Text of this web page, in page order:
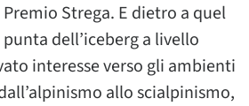
Strega. E dietro a quel
dell’iceberg a livello
interesse verso gli ambienti
allo scialpinismo,